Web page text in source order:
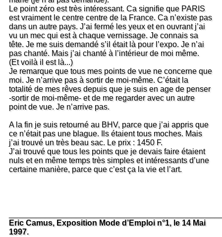
Le point zéro est très intéressant. Ca signifie que PARIS
est vraiment le centre centre de la France. Ca n’existe pas
dans un autre pays. J’ai fermé les yeux et en ouvrant j’ai
vu un mec qui est à chaque vernissage. Je connais sa
tête. Je me suis demandé s’il était là pour l’expo. Je n’ai
pas chanté. Mais j’ai chanté à l’intérieur de moi même.
(Et voilà il est là...)
Je remarque que tous mes points de vue ne concerne que
moi. Je n’arrive pas à sortir de moi-même. C’était la
totalité de mes rêves depuis que je suis en age de penser
-sortir de moi-même- et de me regarder avec un autre
point de vue. Je n’arrive pas.
A la fin je suis retourné au BHV, parce que j’ai appris que
ce n’était pas une blague. Ils étaient tous moches. Mais
j’ai trouvé un très beau sac. Le prix : 1450 F.
J’ai trouvé que tous les points que je devais faire étaient
nuls et en même temps très simples et intéressants d’une
certaine manière, parce que c’est ça la vie et l’art.
Eric Camus, Exposition Mode d’Emploi n°1, le 14 Mai
1997.